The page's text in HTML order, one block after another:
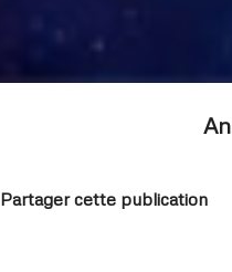
Partager cette publication